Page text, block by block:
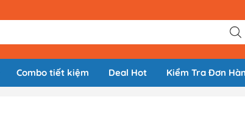
Combo tiết kiệm Deal Hot Kiểm Tra Đơn